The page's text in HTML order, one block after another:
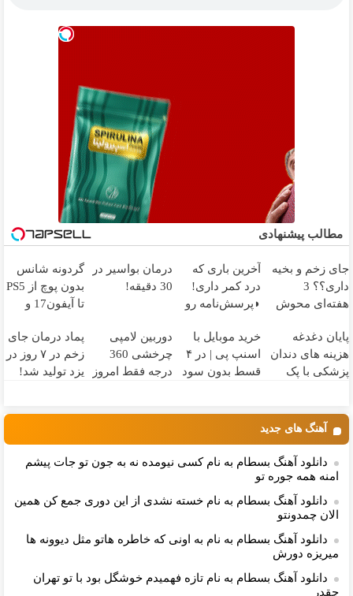
مطالب پیشنهادی
جای زخم و بخیه
داری؟؟ 3
هفته‌ای محوش
آخرین باری که
درد کمر داری!
◗پرسش‌نامه رو
درمان بواسیر در
30 دقیقه!
گردونه شانس
بدون پوچ از PS5
تا آیفون17 و
پایان دغدغه
هزینه های دندان
پزشکی با پک
خرید موبایل با
اسنپ پی | در ۴
قسط بدون سود
دوربین لامپی
چرخشی 360
درجه فقط امروز
پماد درمان جای
زخم در ۷ روز در
یزد تولید شد!
آهنگ های جدید
دانلود آهنگ بسطام به نام کسی نیومده نه به جون تو جات پیشم
امنه همه جوره تو
دانلود آهنگ بسطام به نام خسته نشدی از این دوری جمع کن همین
الان چمدونتو
دانلود آهنگ بسطام به نام به اونی که خاطره هاتو مثل دیوونه ها
میریزه دورش
دانلود آهنگ بسطام به نام تازه فهمیدم خوشگل بود با تو تهران
چقدر